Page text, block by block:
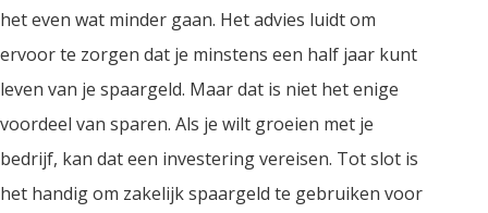
het even wat minder gaan. Het advies luidt om
ervoor te zorgen dat je minstens een half jaar kunt
leven van je spaargeld. Maar dat is niet het enige
voordeel van sparen. Als je wilt groeien met je
bedrijf, kan dat een investering vereisen. Tot slot is
het handig om zakelijk spaargeld te gebruiken voor